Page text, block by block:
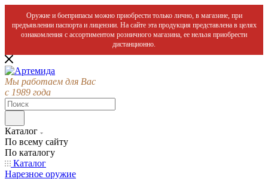
Оружие и боеприпасы можно приобрести только лично, в магазине, при
предъявлении паспорта и лицензии. На сайте эта продукция представлена в целях
ознакомления с ассортиментом розничного магазина, ее нельзя приобрести
дистанционно.
Мы работаем для Вас
с 1989 года
Каталог
По всему сайту
По каталогу
Каталог
Нарезное оружие